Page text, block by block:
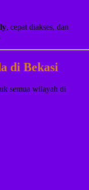
, cepat diakses, dan
di Bekasi
semua wilayah di